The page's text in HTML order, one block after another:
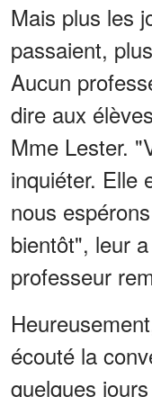
Mais plus les
passaient,
Aucun
dire aux
Mme Lester.
inquiéter. Elle
nous
bientôt", leur
professeur
écouté la
quelques